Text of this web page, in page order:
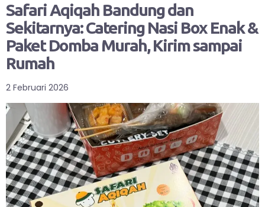
Safari Aqiqah Bandung dan
Sekitarnya: Catering Nasi Box Enak &
Paket Domba Murah, Kirim sampai
Rumah
2 Februari 2026